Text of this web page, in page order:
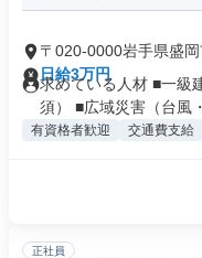
〒020-0000岩手県盛
日給3万円
求めている人材 ■一級
須） ■広域災害（台風
有資格者歓迎 交通費支給
正社員